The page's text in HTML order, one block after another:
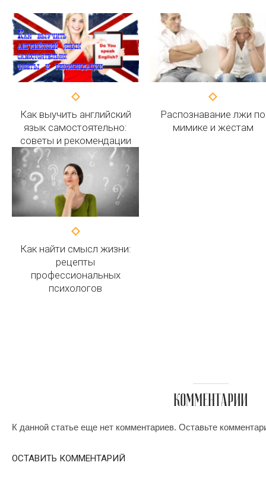
Как выучить английский
язык самостоятельно:
советы и рекомендации
Распознавание лжи по
мимике и жестам
Как найти смысл жизни:
рецепты
профессиональных
психологов
КОММЕНТАРИИ
К данной статье еще нет комментариев. Оставьте
ОСТАВИТЬ КОММЕНТАРИЙ